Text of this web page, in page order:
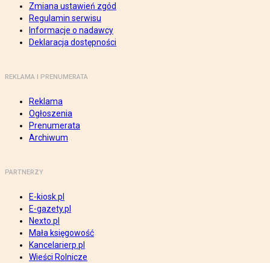
Zmiana ustawień zgód
Regulamin serwisu
Informacje o nadawcy
Deklaracja dostępności
REKLAMA I PRENUMERATA
Reklama
Ogłoszenia
Prenumerata
Archiwum
PARTNERZY
E-kiosk.pl
E-gazety.pl
Nexto.pl
Mała księgowość
Kancelarierp.pl
Wieści Rolnicze